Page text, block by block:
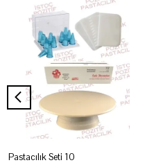
Pastacılık Seti 10